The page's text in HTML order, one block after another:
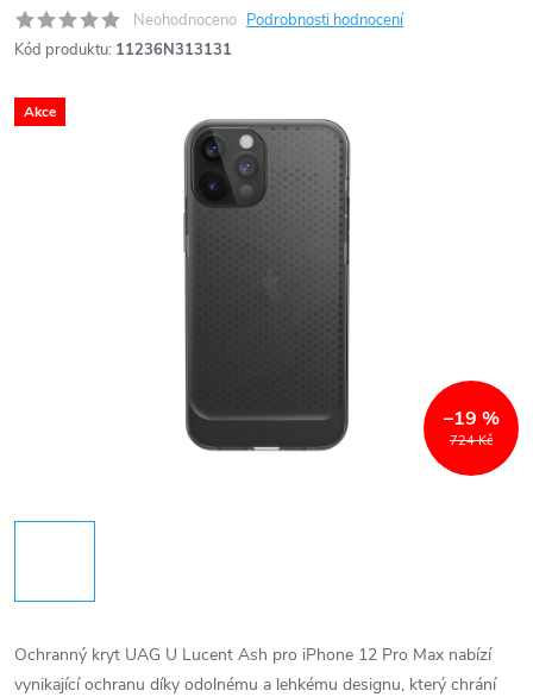
Neohodnoceno Podrobnosti hodnocení
Kód produktu: 11236N313131
Akce
724 Kč
–19 %
Ochranný kryt UAG U Lucent Ash pro iPhone 12 Pro Max nabízí
vynikající ochranu díky odolnému a lehkému designu, který chrání